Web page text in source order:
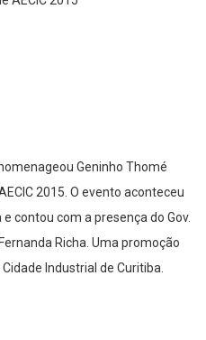
Geninho Thomé
2015. O evento aconteceu
contou com a presença do Gov.
Richa. Uma promoção
Industrial de Curitiba.